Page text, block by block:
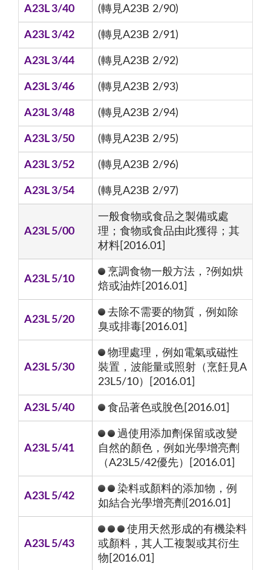
A23L 3/40 (轉見A23B 2/90)
A23L 3/42 (轉見A23B 2/91)
A23L 3/44 (轉見A23B 2/92)
A23L 3/46 (轉見A23B 2/93)
A23L 3/48 (轉見A23B 2/94)
A23L 3/50 (轉見A23B 2/95)
A23L 3/52 (轉見A23B 2/96)
A23L 3/54 (轉見A23B 2/97)
A23L 5/00
一般食物或食品之製備或處
理；食物或食品由此獲得；其
材料[2016.01]
A23L 5/10
烹調食物一般方法，?例如烘
焙或油炸[2016.01]
A23L 5/20
去除不需要的物質，例如除
臭或排毒[2016.01]
A23L 5/30
物理處理，例如電氣或磁性
裝置，波能量或照射（烹飪見A
23L5/10）[2016.01]
A23L 5/40 食品著色或脫色[2016.01]
A23L 5/41
過使用添加劑保留或改變
自然的顏色，例如光學增亮劑
（A23L5/42優先）[2016.01]
A23L 5/42
染料或顏料的添加物，例
如結合光學增亮劑[2016.01]
A23L 5/43
使用天然形成的有機染料
或顏料，其人工複製或其衍生
物[2016.01]